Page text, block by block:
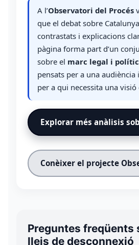
A l’Observatori del Procés
que el debat sobre
contrastats i explicacions
pàgina forma part d’un
sobre el marc legal i
pensats per a una
per a qui necessita una
Explorar més anàlisis
Conèixer el projecte
Preguntes freqüents
lleis de desconnexió